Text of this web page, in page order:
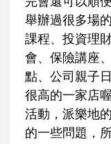
舉辦過很多場
課程、投資理
會、保險講座
點、公司親子
很高的一家店
活動，派樂地
的一些問題，